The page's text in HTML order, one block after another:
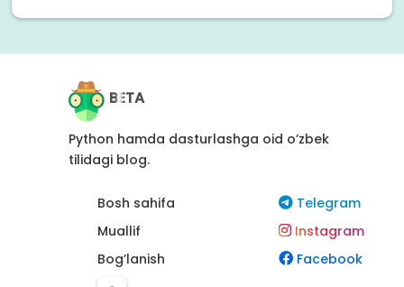
BETA
Python hamda dasturlashga oid o’zbek
tilidagi blog.
Bosh sahifa
Muallif
Bog’lanish
Telegram
Instagram
Facebook